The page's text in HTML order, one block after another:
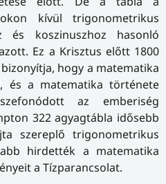
kívül trigonometrikus
és koszinuszhoz hasonló
Ez a Krisztus előtt 1800
hogy a matematika
és a matematika története
az emberiség
322 agyagtábla idősebb
szereplő trigonometrikus
hirdették a matematika
a Tízparancsolat.